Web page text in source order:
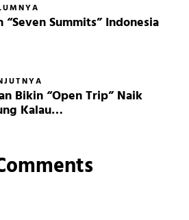
“Seven Summits” Indonesia
Bikin “Open Trip” Naik
Kalau…